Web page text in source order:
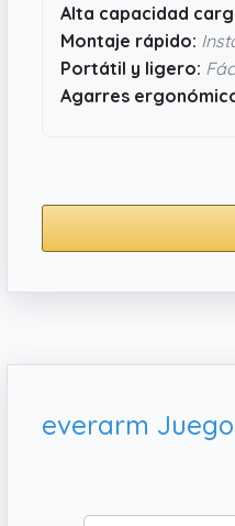
Alta capacidad
Montaje rápido:
Portátil y ligero:
Agarres